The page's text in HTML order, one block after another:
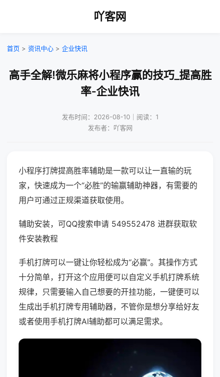
吖客网
首页 > 资讯中心 > 企业快讯
高手全解!微乐麻将小程序赢的技巧_提高胜
率-企业快讯
发布时间：2026-08-10｜阅读：1
发布者：吖客网
小程序打牌提高胜率辅助是一款可以让一直输的玩
家，快速成为一个“必胜”的输赢辅助神器，有需要的
用户可通过正规渠道获取使用。
辅助安装，可QQ搜索申请 549552478 进群获取软
件安装教程
手机打牌可以一键让你轻松成为“必赢”。其操作方式
十分简单，打开这个应用便可以自定义手机打牌系统
规律，只需要输入自己想要的开挂功能，一键便可以
生成出手机打牌专用辅助器，不管你是想分享给好友
或者使用手机打牌AI辅助都可以满足需求。